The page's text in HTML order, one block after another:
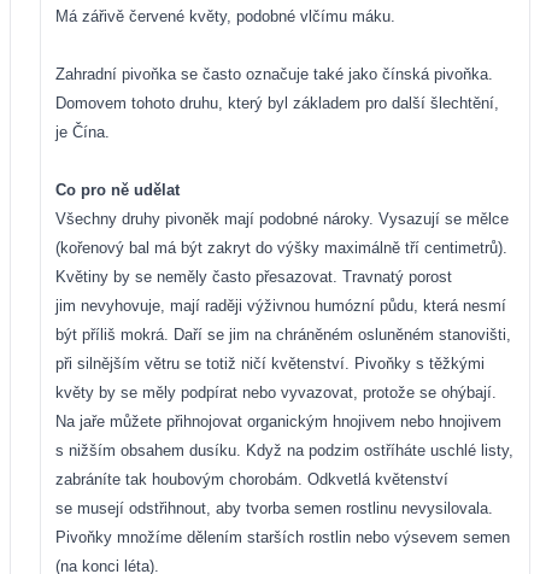
Má zářivě červené květy, podobné vlčímu máku.
Zahradní pivoňka se často označuje také jako čínská pivoňka.
Domovem tohoto druhu, který byl základem pro další šlechtění,
je Čína.
Co pro ně udělat
Všechny druhy pivoněk mají podobné nároky. Vysazují se mělce
(kořenový bal má být zakryt do výšky maximálně tří centimetrů).
Květiny by se neměly často přesazovat. Travnatý porost
jim nevyhovuje, mají raději výživnou humózní půdu, která nesmí
být příliš mokrá. Daří se jim na chráněném osluněném stanovišti,
při silnějším větru se totiž ničí květenství. Pivoňky s těžkými
květy by se měly podpírat nebo vyvazovat, protože se ohýbají.
Na jaře můžete přihnojovat organickým hnojivem nebo hnojivem
s nižším obsahem dusíku. Když na podzim ostříháte uschlé listy,
zabráníte tak houbovým chorobám. Odkvetlá květenství
se musejí odstřihnout, aby tvorba semen rostlinu nevysilovala.
Pivoňky množíme dělením starších rostlin nebo výsevem semen
(na konci léta).